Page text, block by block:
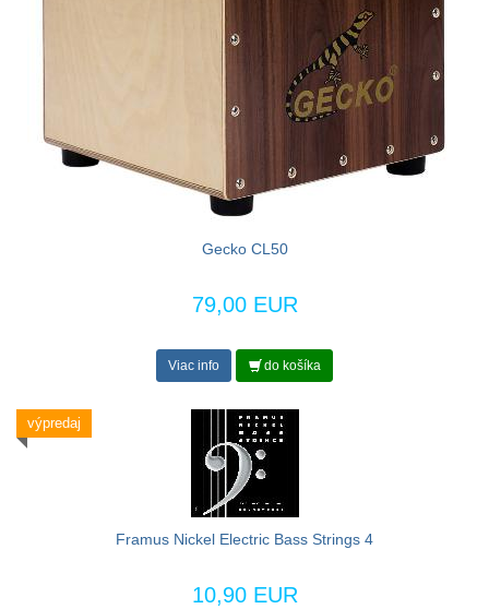
Gecko CL50
79,00 EUR
Viac info do košíka
výpredaj
Framus Nickel Electric Bass Strings 4
10,90 EUR